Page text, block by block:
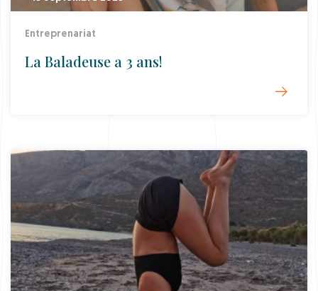
Entreprenariat
La Baladeuse a 3 ans!